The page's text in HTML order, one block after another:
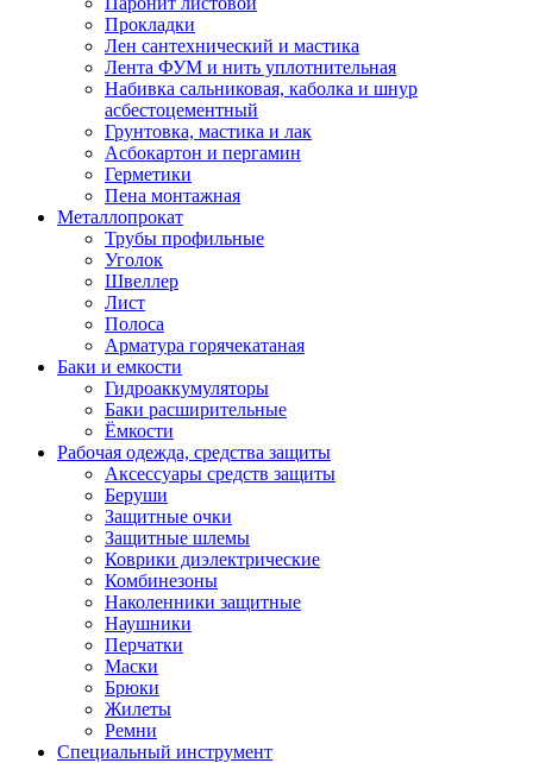
Прокладки
Лен сантехнический и мастика
Лента ФУМ и нить уплотнительная
Набивка сальниковая, каболка и шнур
асбестоцементный
Грунтовка, мастика и лак
Асбокартон и пергамин
Герметики
Пена монтажная
Металлопрокат
Трубы профильные
Уголок
Швеллер
Лист
Полоса
Арматура горячекатаная
Баки и емкости
Гидроаккумуляторы
Баки расширительные
Ёмкости
Рабочая одежда, средства защиты
Аксессуары средств защиты
Беруши
Защитные очки
Защитные шлемы
Коврики диэлектрические
Комбинезоны
Наколенники защитные
Наушники
Перчатки
Маски
Брюки
Жилеты
Ремни
Специальный инструмент